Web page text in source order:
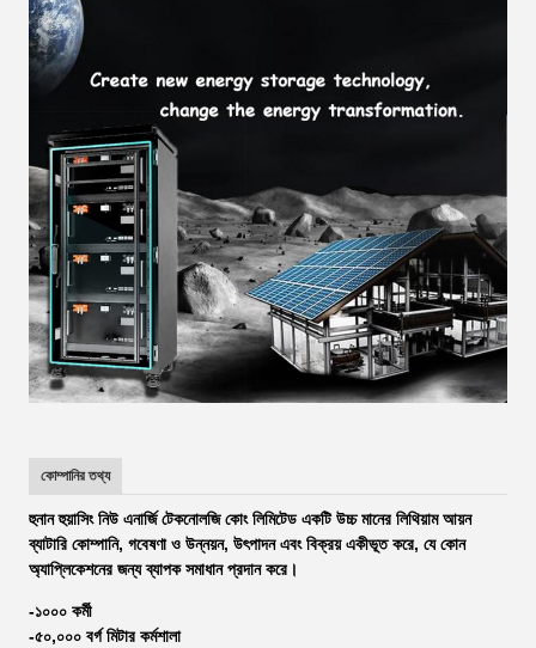
কোম্পানির তথ্য
হুনান হুয়াসিং নিউ এনার্জি টেকনোলজি কোং লিমিটেড একটি উচ্চ মানের লিথিয়াম আয়ন
ব্যাটারি কোম্পানি, গবেষণা ও উন্নয়ন, উৎপাদন এবং বিক্রয় একীভূত করে, যে কোন
অ্যাপ্লিকেশনের জন্য ব্যাপক সমাধান প্রদান করে।
-১০০০ কর্মী
-৫০,০০০ বর্গ মিটার কর্মশালা